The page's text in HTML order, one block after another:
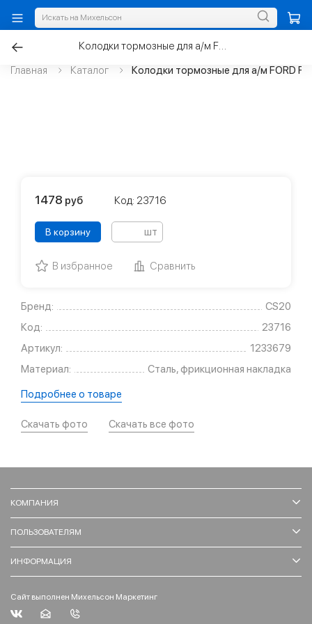
Главная Каталог Колодки тормозные для а/м FORD
Колодки тормозные для а/м FORD Focus II задние
Бренд:
CS20
Код:
23716
Артикул:
1233679
Материал:
Сталь, фрикционная накладка
Подробнее о товаре
Скачать фото Скачать все фото
1478 руб Код: 23716
В корзину шт
В избранное Сравнить
КОМПАНИЯ
ПОЛЬЗОВАТЕЛЯМ
ИНФОРМАЦИЯ
Сайт выполнен Михельсон Маркетинг